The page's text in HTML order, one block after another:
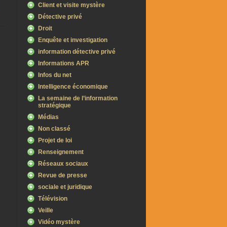
Client et visite mystère
Détective privé
Droit
Enquête et investigation
information détective privé
Informations APR
Infos du net
Intelligence économique
La semaine de l’information
stratégique
Médias
Non classé
Projet de loi
Renseignement
Réseaux sociaux
Revue de presse
sociale et juridique
Télévision
Veille
Vidéo mystère